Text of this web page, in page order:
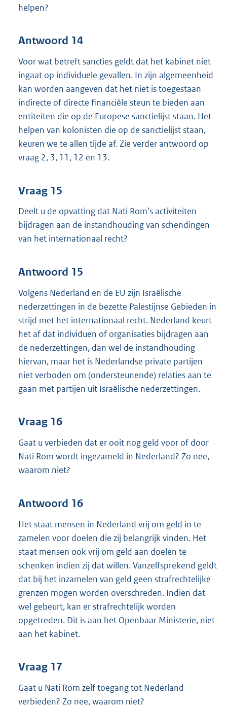
helpen?
Antwoord 14
Voor wat betreft sancties geldt dat het kabinet niet
ingaat op individuele gevallen. In zijn algemeenheid
kan worden aangeven dat het niet is toegestaan
indirecte of directe financiële steun te bieden aan
entiteiten die op de Europese sanctielijst staan. Het
helpen van kolonisten die op de sanctielijst staan,
keuren we te allen tijde af. Zie verder antwoord op
vraag 2, 3, 11, 12 en 13.
Vraag 15
Deelt u de opvatting dat Nati Rom’s activiteiten
bijdragen aan de instandhouding van schendingen
van het internationaal recht?
Antwoord 15
Volgens Nederland en de EU zijn Israëlische
nederzettingen in de bezette Palestijnse Gebieden in
strijd met het internationaal recht. Nederland keurt
het af dat individuen of organisaties bijdragen aan
de nederzettingen, dan wel de instandhouding
hiervan, maar het is Nederlandse private partijen
niet verboden om (ondersteunende) relaties aan te
gaan met partijen uit Israëlische nederzettingen.
Vraag 16
Gaat u verbieden dat er ooit nog geld voor of door
Nati Rom wordt ingezameld in Nederland? Zo nee,
waarom niet?
Antwoord 16
Het staat mensen in Nederland vrij om geld in te
zamelen voor doelen die zij belangrijk vinden. Het
staat mensen ook vrij om geld aan doelen te
schenken indien zij dat willen. Vanzelfsprekend geldt
dat bij het inzamelen van geld geen strafrechtelijke
grenzen mogen worden overschreden. Indien dat
wel gebeurt, kan er strafrechtelijk worden
opgetreden. Dit is aan het Openbaar Ministerie, niet
aan het kabinet.
Vraag 17
Gaat u Nati Rom zelf toegang tot Nederland
verbieden? Zo nee, waarom niet?